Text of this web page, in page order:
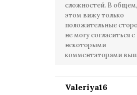
сложностей. В общем,
этом вижу только
положительные
не могу согласиться с
некоторыми
комментаторами
Valeriya16